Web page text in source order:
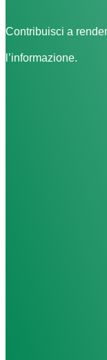
Contribuisci a
l’informazione.